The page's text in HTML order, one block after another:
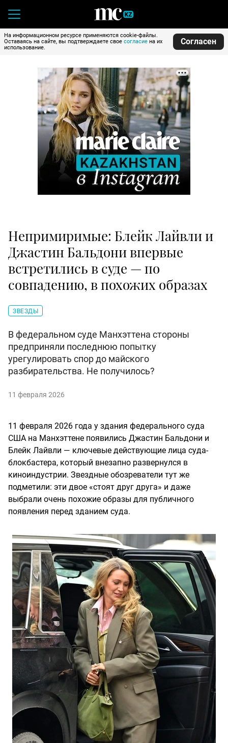
На информационном ресурсе применяются cookie-файлы.
Оставаясь на сайте, вы подтверждаете свое согласие на их
использование.
Согласен
Непримиримые: Блейк Лайвли и
Джастин Бальдони впервые
встретились в суде — по
совпадению, в похожих образах
ЗВЕЗДЫ
В федеральном суде Манхэттена стороны
предприняли последнюю попытку
урегулировать спор до майского
разбирательства. Не получилось?
11 февраля 2026
11 февраля 2026 года у здания федерального суда
США на Манхэттене появились Джастин Бальдони и
Блейк Лайвли — ключевые действующие лица суда-
блокбастера, который внезапно развернулся в
киноиндустрии. Звездные обозреватели тут же
подметили: эти двое «стоят друг друга» и даже
выбрали очень похожие образы для публичного
появления перед зданием суда.